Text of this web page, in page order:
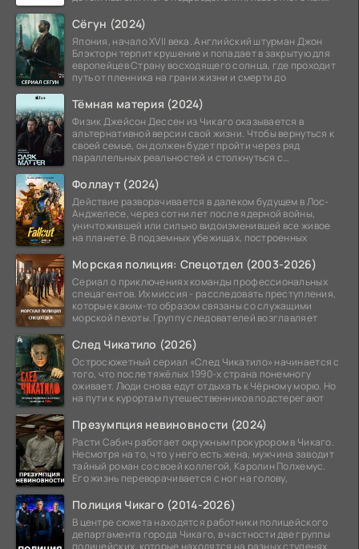
Сёгун (2024)
Япония, начало XVII века. Английский штурман Джон
Блэкторн терпит крушение и попадает в закрытую для
европейцев Страну восходящего солнца, где проходит
путь от пленника на грани жизни и смерти до
Тёмная материя (2024)
Физик Джейсон Дессен из Чикаго оказывается в
альтернативной версии свой жизни. Чтобы вернуться к
своей семье, он должен будет пройти через ряд
параллельных реальностей и столкнуться с
Фоллаут (2024)
Действие разворачивается в далеком будущем в Лос-
Анджелесе, через сотни лет после ядерной войны,
уничтожившей или сильно видоизменившей все живое
на планете. В подземных убежищах, построенных
Морская полиция: Спецотдел (2003-2026)
Сериал о приключениях команды профессиональных
спецагентов. Их миссия - расследовать преступления,
которые каким-то образом связаны со служащими
морской пехоты. Группу следователей возглавляет
След Чикатило (2026)
Остросюжетный сериал «След Чикатило» начинается с
того, что после тяжёлых 1990-х страна понемногу
оживает. Люди снова едут отдыхать к Чёрному морю. Но
на пути к курортам путешественников подстерегают
Презумпция невиновности (2024)
Расти Сабич работает окружным прокурором в Чикаго.
Несмотря на то, что у него есть жена, мужчина заводит
тайный роман со своей коллегой, Каролин Полхемус.
Его жизнь переворачивается с ног на голову,
Полиция Чикаго (2014-2026)
В центре сюжета находятся работники полицейского
департамента города Чикаго, в частности две группы